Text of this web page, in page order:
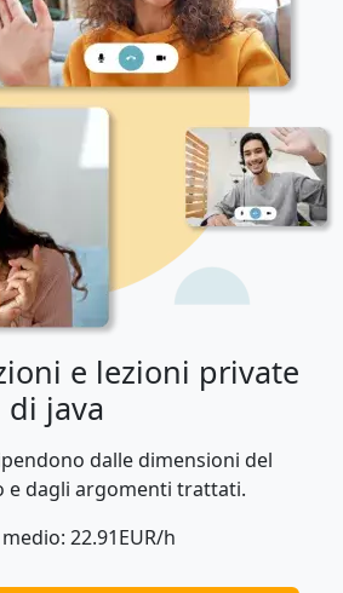
e lezioni private
di java
dalle dimensioni del
e dagli argomenti trattati.
22.91EUR/h